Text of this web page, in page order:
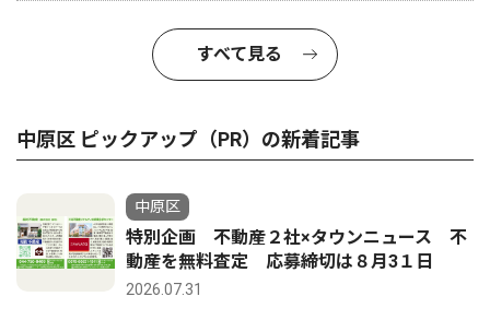
すべて見る
中原区 ピックアップ（PR）の新着記事
中原区
特別企画 不動産２社×タウンニュース 不
動産を無料査定 応募締切は８月3１日
2026.07.31